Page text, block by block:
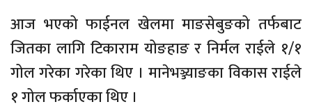
आज भएको फाईनल खेलमा माङसेबुङको तर्फबाट
जितका लागि टिकाराम योङहाङ र निर्मल राईले १/१
गोल गरेका गरेका थिए । मानेभञ्ज्याङका विकास राईले
१ गोल फर्काएका थिए ।